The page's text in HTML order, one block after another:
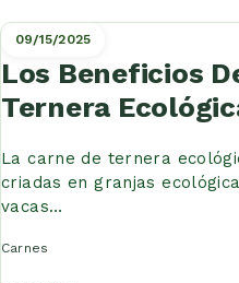
09/15/2025
Los Beneficios
Ternera
La carne de ternera
criadas en granjas
vacas…
Carnes